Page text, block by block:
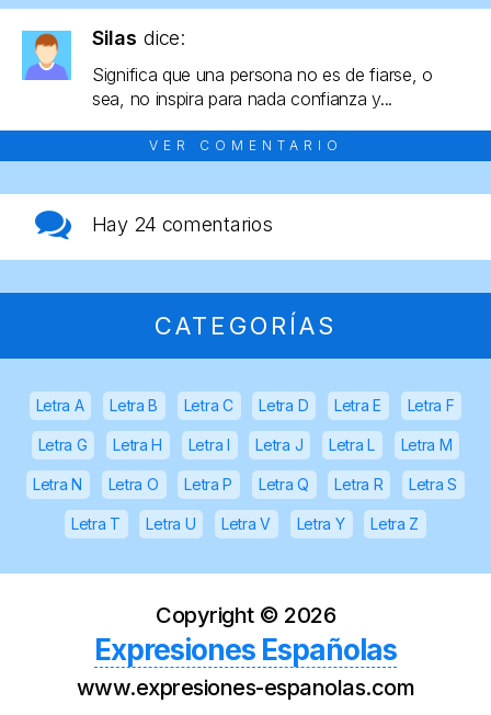
Silas dice:
Significa que una persona no es de fiarse, o
sea, no inspira para nada confianza y...
VER COMENTARIO
Hay 24 comentarios
CATEGORÍAS
Letra A Letra B Letra C Letra D Letra E Letra F
Letra G Letra H Letra I Letra J Letra L Letra M
Letra N Letra O Letra P Letra Q Letra R Letra S
Letra T Letra U Letra V Letra Y Letra Z
Copyright © 2026
Expresiones Españolas
www.expresiones-espanolas.com